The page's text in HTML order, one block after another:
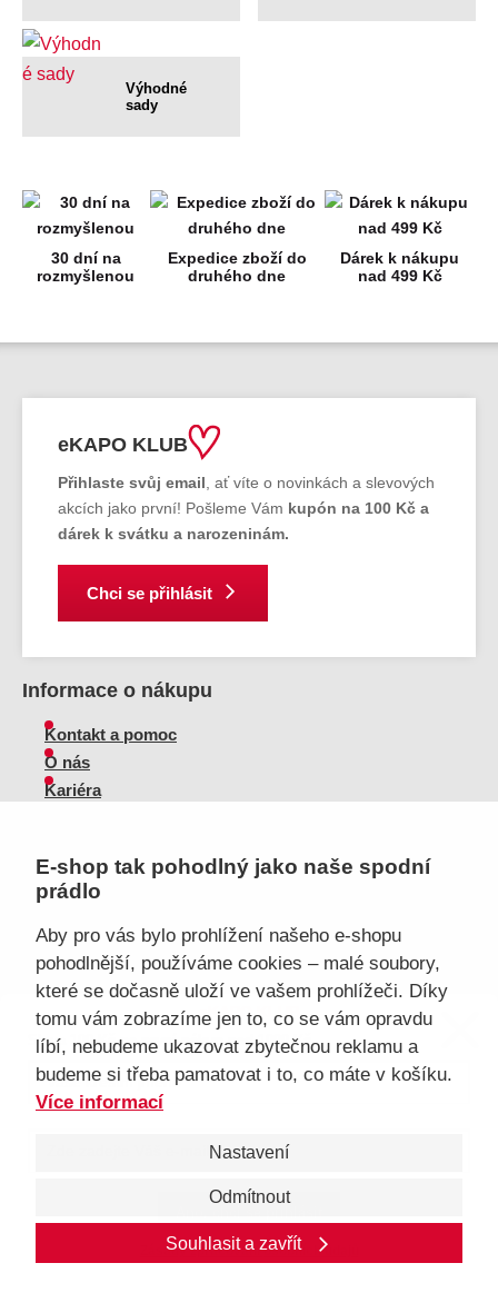
E-shop tak pohodlný jako naše spodní
prádlo
Aby pro vás bylo prohlížení našeho e-shopu
pohodlnější, používáme cookies – malé soubory,
které se dočasně uloží ve vašem prohlížeči. Díky
tomu vám zobrazíme jen to, co se vám opravdu
líbí, nebudeme ukazovat zbytečnou reklamu a
budeme si třeba pamatovat i to, co máte v košíku.
Více informací
Nastavení
Odmítnout
Souhlasit a zavřít
Výhodné
sady
30 dní na
rozmyšlenou
Expedice zboží do
druhého dne
Dárek k nákupu
nad 499 Kč
eKAPO KLUB
Přihlaste svůj email, ať víte o novinkách a slevových
akcích jako první! Pošleme Vám kupón na 100 Kč a
dárek k svátku a narozeninám.
Chci se přihlásit
Informace o nákupu
Kontakt a pomoc
O nás
Kariéra
Vrácení zboží, reklamace
Obchodní podmínky
Průvodce spokojené ženy
Staňte se naším fanouškem
Jsme důvěryhodný obchod
Obchodní podmínky GDPR Mapa stránek Kontakt a pomoc
eKAPO KLUB
Sleva 100 Kč na první nákupnad 1000 Kč
Zásady zpracováníosobníchúdajů